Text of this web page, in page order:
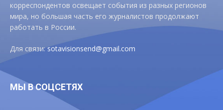
корреспондентов освещает события из разных регионов
мира, но большая часть его журналистов продолжают
работать в России.
Для связи:sotavisionsend@gmail.com
МЫ В СОЦСЕТЯХ